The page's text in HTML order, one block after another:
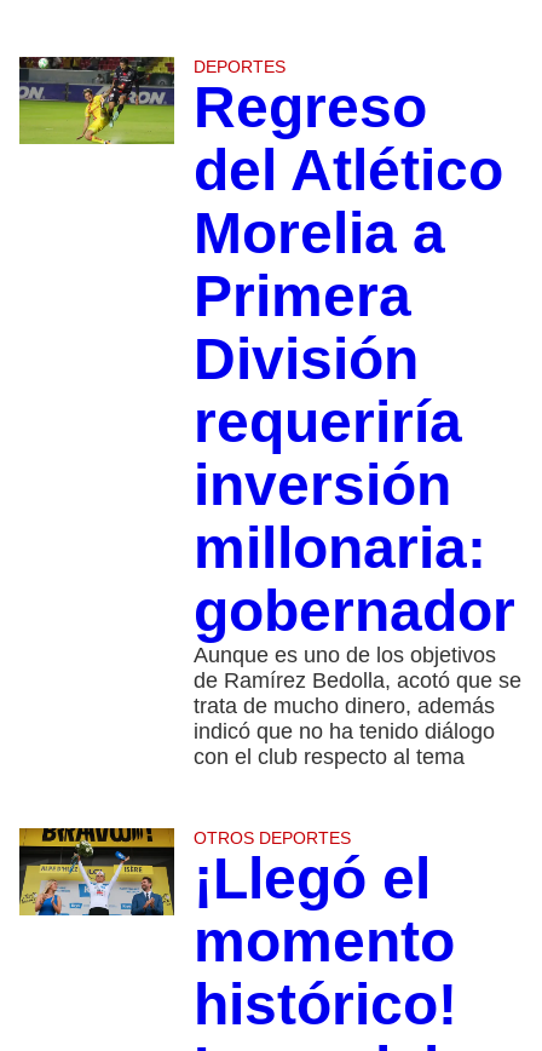
DEPORTES
Regreso
del Atlético
Morelia a
Primera
División
requeriría
inversión
millonaria:
gobernador
Aunque es uno de los objetivos
de Ramírez Bedolla, acotó que se
trata de mucho dinero, además
indicó que no ha tenido diálogo
con el club respecto al tema
OTROS DEPORTES
¡Llegó el
momento
histórico!